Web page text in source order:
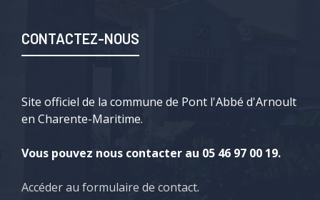
CONTACTEZ-NOUS
Site officiel de la commune de Pont l'Abbé d'Arnoult
en Charente-Maritime.
Vous pouvez nous contacter au 05 46 97 00 19.
Accéder au formulaire de contact.